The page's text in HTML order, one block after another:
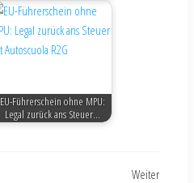
EU-Führerschein ohne MPU:
Legal zurück ans Steuer…
Weiter